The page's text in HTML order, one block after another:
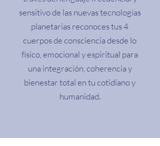
sensitivo de las nuevas tecnologías
planetarias reconoces tus 4
cuerpos de consciencia desde lo
físico, emocional y espiritual para
una integración, coherencia y
bienestar total en tu cotidiano y
humanidad.